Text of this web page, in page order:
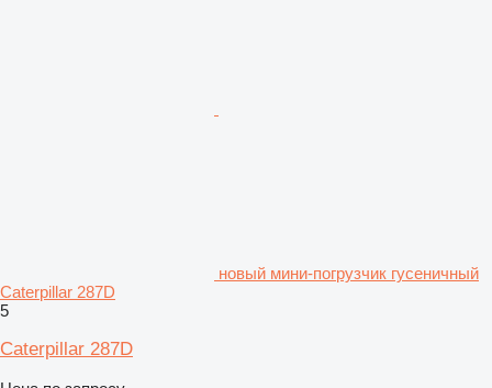
новый мини-погрузчик гусеничный
Caterpillar 287D
5
Caterpillar 287D